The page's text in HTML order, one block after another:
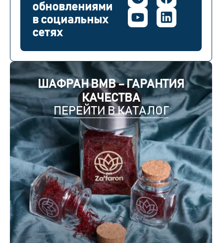
ШАФРАН BMB – ГАРАНТИЯ
КАЧЕСТВА
ПЕРЕЙТИ В КАТАЛОГ
обновлениями
в социальных
сетях